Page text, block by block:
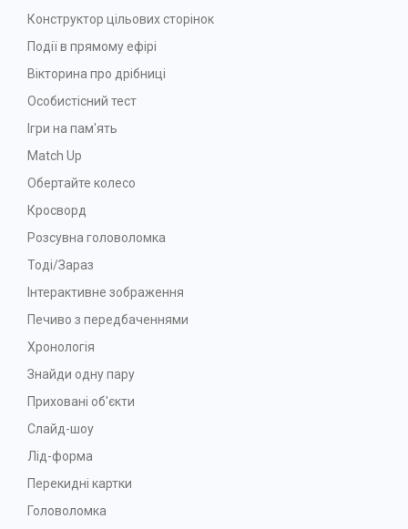
Конструктор цільових сторінок
Події в прямому ефірі
Вікторина про дрібниці
Особистісний тест
Ігри на пам'ять
Match Up
Обертайте колесо
Кросворд
Розсувна головоломка
Тоді/Зараз
Інтерактивне зображення
Печиво з передбаченнями
Хронологія
Знайди одну пару
Приховані об'єкти
Слайд-шоу
Лід-форма
Перекидні картки
Головоломка